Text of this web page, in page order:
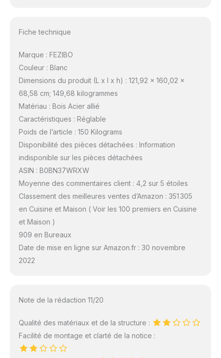
Fiche technique
Marque : FEZIBO
Couleur : Blanc
Dimensions du produit (L x l x h) : 121,92 x 160,02 x
68,58 cm; 149,68 kilogrammes
Matériau : Bois Acier allié
Caractéristiques : Réglable
Poids de l’article : 150 Kilograms
Disponibilité des pièces détachées : Information
indisponible sur les pièces détachées
ASIN : B0BN37WRXW
Moyenne des commentaires client : 4,2 sur 5 étoiles
Classement des meilleures ventes d’Amazon : 351 305
en Cuisine et Maison ( Voir les 100 premiers en Cuisine
et Maison )
909 en Bureaux
Date de mise en ligne sur Amazon.fr : 30 novembre
2022
Note de la rédaction 11/20
Qualité des matériaux et de la structure :
Facilité de montage et clarté de la notice :